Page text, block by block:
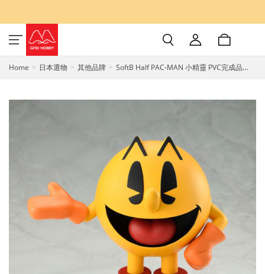
Home 日本選物 其他品牌
SoftB Half PAC-MAN 小精靈 PVC完成品